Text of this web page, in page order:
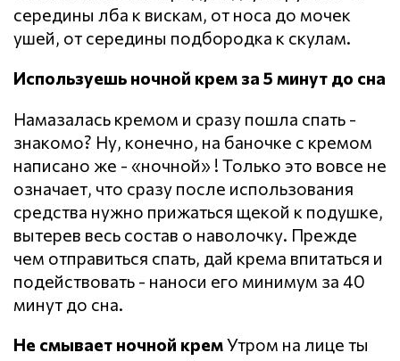
середины лба к вискам, от носа до мочек
ушей, от середины подбородка к скулам.
Используешь ночной крем за 5 минут до сна
Намазалась кремом и сразу пошла спать -
знакомо? Ну, конечно, на баночке с кремом
написано же - «ночной» ! Только это вовсе не
означает, что сразу после использования
средства нужно прижаться щекой к подушке,
вытерев весь состав о наволочку. Прежде
чем отправиться спать, дай крема впитаться и
подействовать - наноси его минимум за 40
минут до сна.
Не смывает ночной кремУтром на лице ты